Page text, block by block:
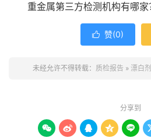
重金属第三方检测机构有哪家
 赞(0)
未经允许不得转载： 质检报告 » 漂白
分享到
    